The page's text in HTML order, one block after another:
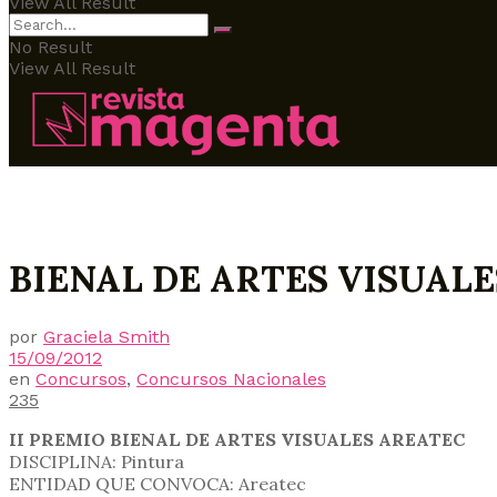
No Result
View All Result
BIENAL DE ARTES
por Graciela Smith
15/09/2012
en Concursos, Concursos Nacionales
235
II PREMIO BIENAL DE ARTES VISUALES AREATEC
DISCIPLINA: Pintura
ENTIDAD QUE CONVOCA: Areatec